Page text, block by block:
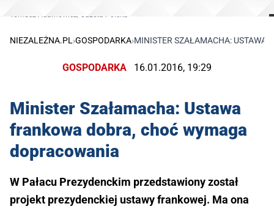
NIEZALEŻNA.PL ›GOSPODARKA›MINISTER SZAŁAMACHA: USTAWA
GOSPODARKA 16.01.2016, 19:29
Minister Szałamacha: Ustawa
frankowa dobra, choć wymaga
dopracowania
W Pałacu Prezydenckim przedstawiony został
projekt prezydenckiej ustawy frankowej. Ma ona